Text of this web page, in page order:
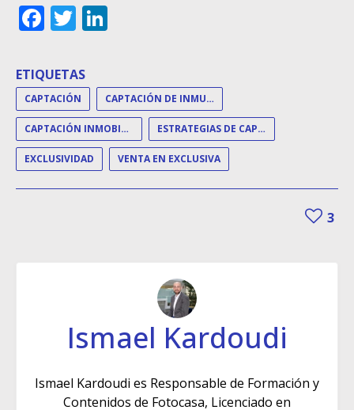
Facebook
Twitter
ETIQUETAS
CAPTACIÓN CAPTACIÓN DE INMUEBLES
CAPTACIÓN INMOBILIARIA ESTRATEGIAS DE CAPTACIÓN
EXCLUSIVIDAD VENTA EN EXCLUSIVA
3
Ismael Kardoudi
Ismael Kardoudi es Responsable de Formación y
Contenidos de Fotocasa, Licenciado en